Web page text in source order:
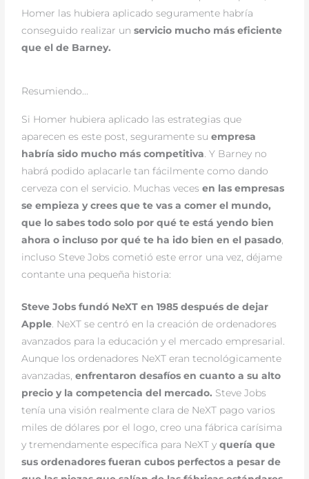
Homer las hubiera aplicado seguramente habría
conseguido realizar unservicio mucho más eficiente
que el de Barney.
Resumiendo...
Si Homer hubiera aplicado las estrategias que
aparecen es este post, seguramente su empresa
habría sido mucho más competitiva . Y Barney no
habrá podido aplacarle tan fácilmente como dando
cerveza con el servicio. Muchas vecesen las empresas
se empieza y crees que te vas a comer el mundo,
que lo sabes todo solo por qué te está yendo bien
ahora o incluso por qué te ha ido bien en el pasado
incluso Steve Jobs cometió este error una vez, déjame
contante una pequeña historia:
Steve Jobs fundó NeXT en 1985 después de dejar
Apple . NeXT se centró en la creación de ordenadores
avanzados para la educación y el mercado empresarial.
Aunque los ordenadores NeXT eran tecnológicamente
avanzadas,enfrentaron desafíos en cuanto a su alto
precio y la competencia del mercado. Steve Jobs
tenía una visión realmente clara de NeXT pago varios
miles de dólares por el logo, creo una fábrica carísima
y tremendamente específica para NeXT yquería que
sus ordenadores fueran cubos perfectos a pesar de